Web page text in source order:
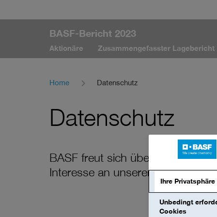
BASF-Bericht 2023
Aktionäre Zusammengefasster Lagebericht
Home Datenschutz
Datenschutz
BASF freut sich über Ihren
Interesse an unserem
Ihre Privatsphäre
Unbedingt
Cookies